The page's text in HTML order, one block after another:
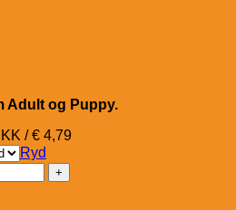
Adult og Puppy.
/ € 4,79
Ryd